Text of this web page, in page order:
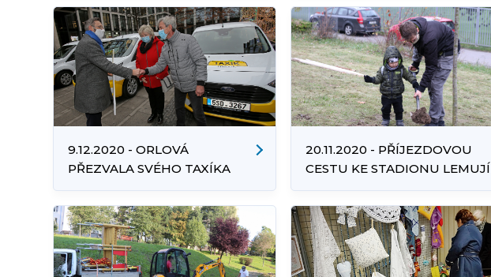
9.12.2020 - ORLOVÁ
PŘEZVALA SVÉHO TAXÍKA
MAXÍKA
20.11.2020 - PŘÍJEZDOVOU
CESTU KE STADIONU LEMUJÍ
NOVÉ DUBY